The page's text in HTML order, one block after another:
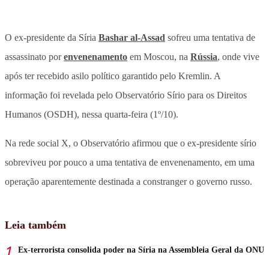
O ex-presidente da Síria Bashar al-Assad sofreu uma tentativa de
assassinato porenvenenamento em Moscou, na Rússia, onde vive
após ter recebido asilo político garantido pelo Kremlin. A
informação foi revelada pelo Observatório Sírio para os Direitos
Humanos (OSDH), nessa quarta-feira (1º/10).
Na rede social X, o Observatório afirmou que o ex-presidente sírio
sobreviveu por pouco a uma tentativa de envenenamento, em uma
operação aparentemente destinada a constranger o governo russo.
Leia também
Ex-terrorista consolida poder na Síria na Assembleia Geral da ONU